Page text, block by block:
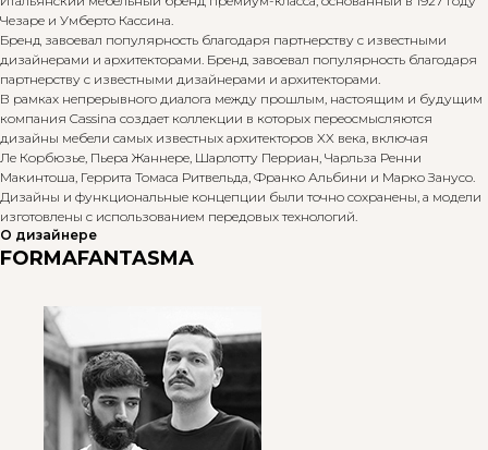
Чезаре и Умберто Кассина.
Бренд завоевал популярность благодаря партнерству с известными
дизайнерами и архитекторами. Бренд завоевал популярность благодаря
партнерству с известными дизайнерами и архитекторами.
В рамках непрерывного диалога между прошлым, настоящим и будущим
компания Cassina создает коллекции в которых переосмысляются
дизайны мебели самых известных архитекторов XX века, включая
Ле Корбюзье, Пьера Жаннере, Шарлотту Перриан, Чарльза Ренни
Макинтоша, Геррита Томаса Ритвельда, Франко Альбини и Марко Занусо.
Дизайны и функциональные концепции были точно сохранены, а модели
изготовлены с использованием передовых технологий.
О дизайнере
FORMAFANTASMA